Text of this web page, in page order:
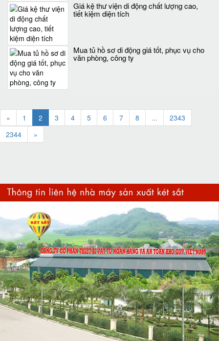
Giá kệ thư viện di động chất lượng cao,
tiết kiệm diện tích
Mua tủ hồ sơ di động giá tốt, phục vụ cho
văn phòng, công ty
« 1 2 3 4 5 6 7 8 ...
2343
2344
»